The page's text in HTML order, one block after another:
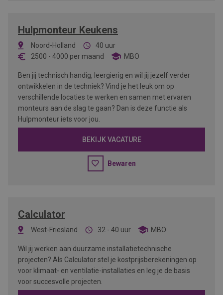
Hulpmonteur Keukens
Noord-Holland
40 uur
2500 - 4000 per maand MBO
Ben jij technisch handig, leergierig en wil jij jezelf verder
ontwikkelen in de techniek? Vind je het leuk om op
verschillende locaties te werken en samen met ervaren
monteurs aan de slag te gaan? Dan is deze functie als
Hulpmonteur iets voor jou.
BEKIJK VACATURE
Bewaren
Calculator
West-Friesland 32 - 40 uur MBO
Wil jij werken aan duurzame installatietechnische
projecten? Als Calculator stel je kostprijsberekeningen op
voor klimaat- en ventilatie-installaties en leg je de basis
voor succesvolle projecten.